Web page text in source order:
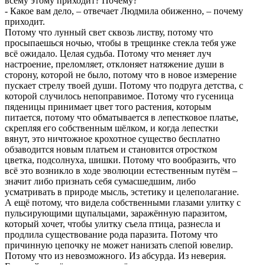
- Какое вам дело, – отвечает Людмила обиженно, – почему
приходит.
Потому что лунный свет сквозь листву, потому что
просыпаешься ночью, чтобы в трещинке стекла тебя уже
всё ожидало. Целая судьба. Потому что меняет луч
настроение, преломляет, отклоняет натяжение души в
сторону, которой не было, потому что в новое измерение
пускает стрелу твоей души. Потому что подруга детства, с
которой случилось непоправимое. Потому что гусеница
пяденицы принимает цвет того растения, которым
питается, потому что обматывается в лепестковое платье,
скрепляя его собственным шёлком, и когда лепестки
вянут, это ничтожное крохотное существо бесплатно
обзаводится новым платьем и становится отростком
цветка, подсолнуха, шишки. Потому что вообразить, что
всё это возникло в ходе эволюции естественным путём –
значит либо признать себя сумасшедшим, либо
усматривать в природе мысль, эстетику и целеполагание.
А ещё потому, что видела собственными глазами улитку с
пульсирующими щупальцами, заражённую паразитом,
который хочет, чтобы улитку съела птица, разнесла и
продлила существование рода паразита. Потому что
причинную цепочку не может нанизать слепой ювелир.
Потому что из невозможного. Из абсурда. Из неверия.
Евгений встаёт с кровати, идёт к окну, ожидая сквозь